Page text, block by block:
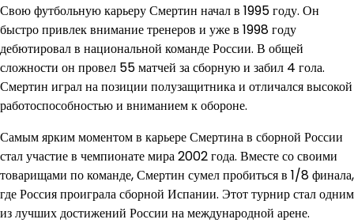
Свою футбольную карьеру Смертин начал в 1995 году. Он
быстро привлек внимание тренеров и уже в 1998 году
дебютировал в национальной команде России. В общей
сложности он провел 55 матчей за сборную и забил 4 гола.
Смертин играл на позиции полузащитника и отличался высокой
работоспособностью и вниманием к обороне.
Самым ярким моментом в карьере Смертина в сборной России
стал участие в чемпионате мира 2002 года. Вместе со своими
товарищами по команде, Смертин сумел пробиться в 1/8 финала,
где Россия проиграла сборной Испании. Этот турнир стал одним
из лучших достижений России на международной арене.